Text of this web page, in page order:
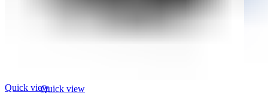
Quick view
Quick view